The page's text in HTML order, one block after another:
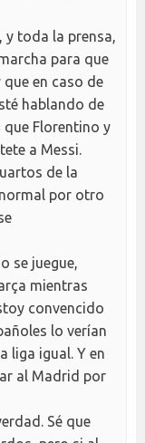
y toda la prensa,
para que
en caso de
hablando de
Florentino y
a Messi.
de la
por otro
se juegue,
mientras
convencido
lo verían
liga igual. Y en
al Madrid por
Sé que